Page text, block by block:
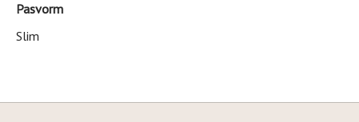
Pasvorm
Slim